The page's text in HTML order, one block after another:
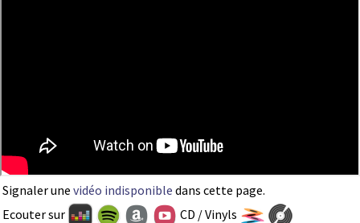
Signaler une vidéo indisponible dans cette page.
Ecouter sur
CD / Vinyls